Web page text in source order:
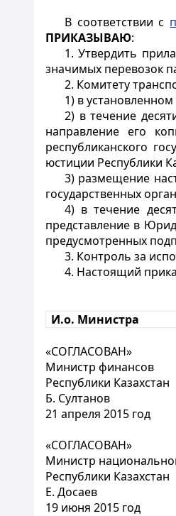
В соответствии с
ПРИКАЗЫВАЮ:
1. Утвердить
значимых перевозок
2. Комитету
1) в
2) в течение
направление его
республиканского
юстиции Республики
3) размещение
государственных
4) в течение
представление в
предусмотренных
3. Контроль за
4. Настоящий
И.о. Министра
«СОГЛАСОВАН»
Министр финансов
Республики Казахстан
Б. Султанов
21 апреля 2015 год
«СОГЛАСОВАН»
Министр
Республики Казахстан
Е. Досаев
19 июня 2015 год